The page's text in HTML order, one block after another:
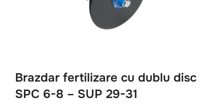
Brazdar fertilizare cu dublu disc
SPC 6-8 – SUP 29-31